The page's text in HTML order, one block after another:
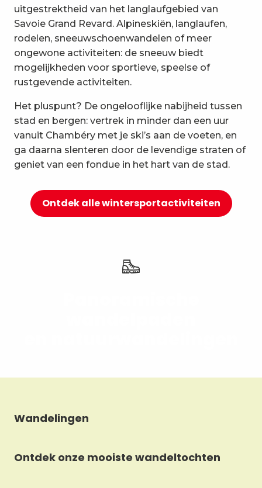
7
Bezienswaardigheden, cultuur
en erfgoed
8 Wijngaarden
9 Indooractiviteiten
10 Ontspanning en welzijn
uitgestrektheid van het langlaufgebied van
Savoie Grand Revard. Alpineskiën, langlaufen,
rodelen, sneeuwschoenwandelen of meer
ongewone activiteiten: de sneeuw biedt
mogelijkheden voor sportieve, speelse of
rustgevende activiteiten.
Het pluspunt? De ongelooflijke nabijheid tussen
stad en bergen: vertrek in minder dan een uur
vanuit Chambéry met je ski’s aan de voeten, en
ga daarna slenteren door de levendige straten of
geniet van een fondue in het hart van de stad.
Ontdek alle wintersportactiviteiten
Wandelingen
Ontdek onze mooiste wandeltochten